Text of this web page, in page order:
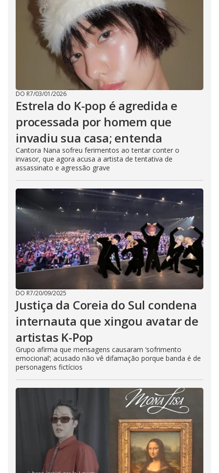
DO R7/03/01/2026
Estrela do K-pop é agredida e
processada por homem que
invadiu sua casa; entenda
Cantora Nana sofreu ferimentos ao tentar conter o
invasor, que agora acusa a artista de tentativa de
assassinato e agressão grave
DO R7/20/09/2025
Justiça da Coreia do Sul condena
internauta que xingou avatar de
artistas K-Pop
Grupo afirma que mensagens causaram ‘sofrimento
emocional’; acusado não vê difamação porque banda é de
personagens fictícios